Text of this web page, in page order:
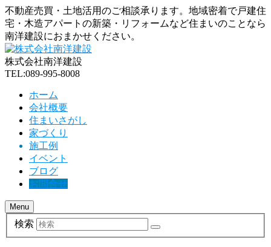
不動産売買・土地活用のご相談承ります。地域密着で戸建住
宅・木造アパートの新築・リフォームなど住まいのことなら
南洋建設におまかせください。
株式会社南洋建設
TEL:089-995-8008
ホーム
会社概要
住まいさがし
家づくり
施工例
イベント
ブログ
お問合せ
Menu
検索